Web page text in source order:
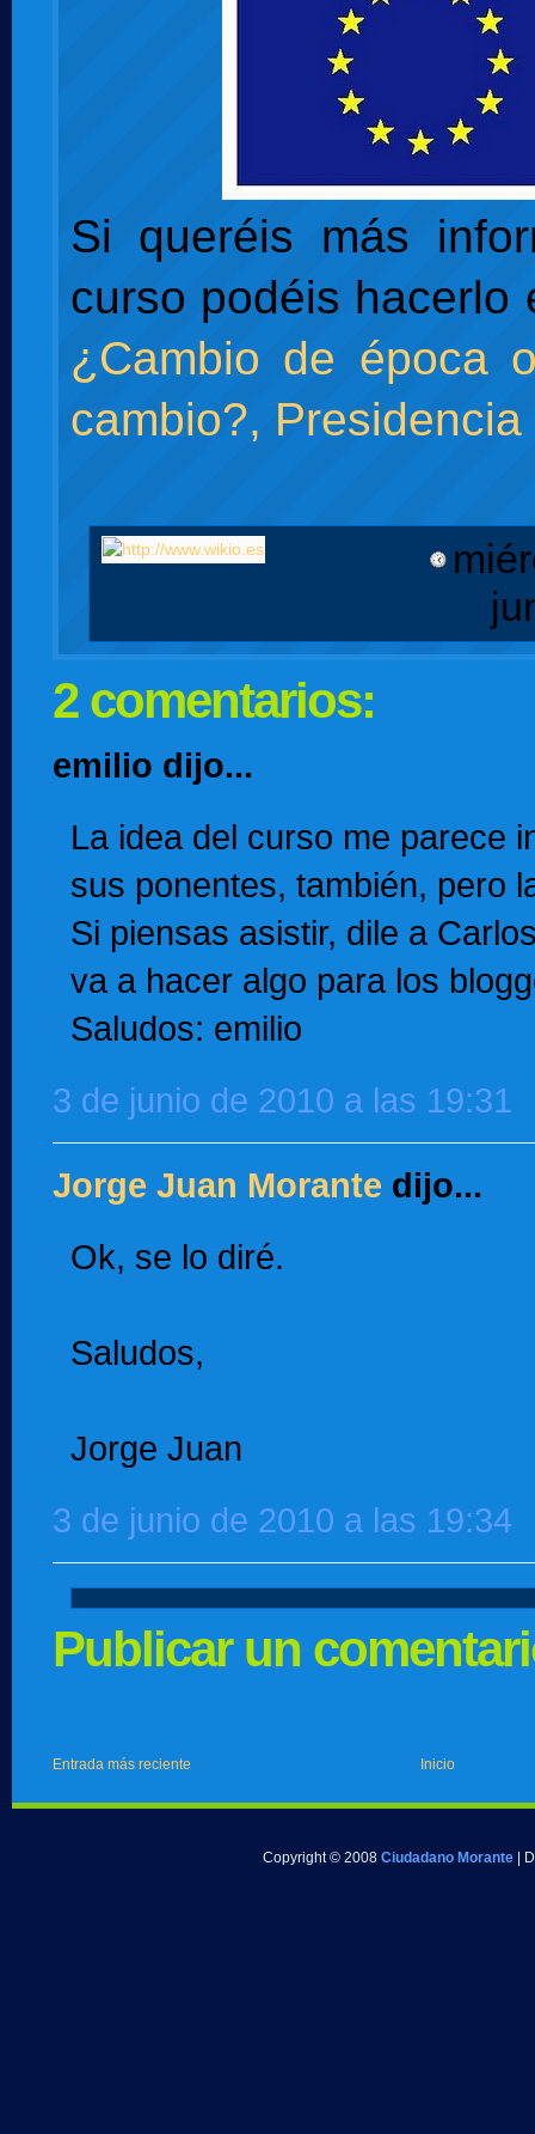
Si queréis más
curso podéis
¿Cambio de época
cambio?,
2 comentarios:
emilio dijo...
La idea del curso me parece
sus ponentes, también, pero
Si piensas asistir, dile a
va a hacer algo para los
Saludos: emilio
3 de junio de 2010 a las 19:31
Jorge Juan Morante dijo...
Ok, se lo diré.
Saludos,
Jorge Juan
3 de junio de 2010 a las 19:34
Publicar un
Entrada más reciente Inicio
Copyright © 2008 Ciudadano Morante |